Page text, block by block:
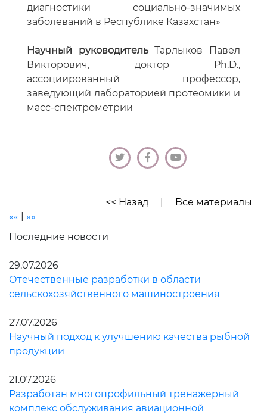
диагностики социально-значимых
заболеваний в Республике Казахстан»
Научный руководительТарлыков Павел
Викторович, доктор Ph.D.,
ассоциированный профессор,
заведующий лабораторией протеомики и
масс-спектрометрии
<< Назад
Все материалы
««
»»
Последние новости
29.07.2026
Отечественные разработки в области
сельскохозяйственного машиностроения
27.07.2026
Научный подход к улучшению качества рыбной
продукции
21.07.2026
Разработан многопрофильный тренажерный
комплекс обслуживания авиационной